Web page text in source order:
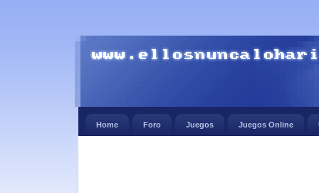
Home Foro Juegos Juegos Online